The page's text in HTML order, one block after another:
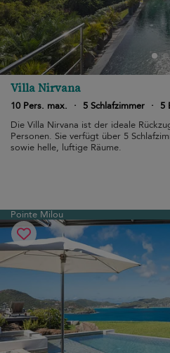
Villa Nirvana
10 Pers. max. · 5 Schlafzimmer ·
5
Die Villa Nirvana ist der ideale
Personen. Sie verfügt über 5
sowie helle, luftige Räume.
Pointe Milou